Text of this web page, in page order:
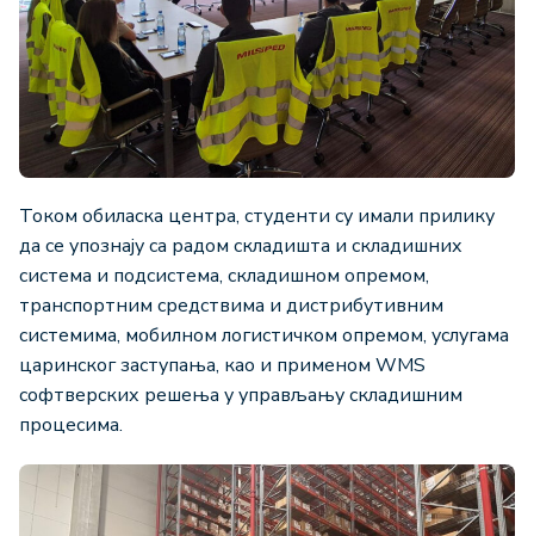
Током обиласка центра, студенти су имали прилику
да се упознају са радом складишта и складишних
система и подсистема, складишном опремом,
транспортним средствима и дистрибутивним
системима, мобилном логистичком опремом, услугама
царинског заступања, као и применом WMS
софтверских решења у управљању складишним
процесима.